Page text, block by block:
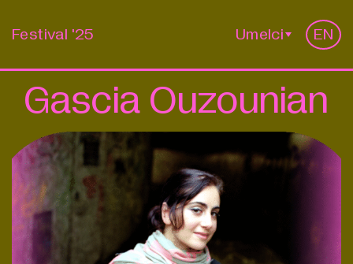
Festival '25 Umelci EN
Gascia Ouzounian